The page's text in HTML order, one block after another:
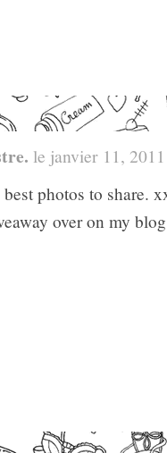
le janvier 11,
photos to share.
over on my